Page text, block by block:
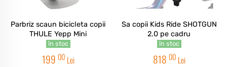
Parbriz scaun bicicleta copii
THULE Yepp Mini
în stoc
199 00 Lei
Sa copii Kids Ride SHOTGUN
2.0 pe cadru
în stoc
818 00 Lei